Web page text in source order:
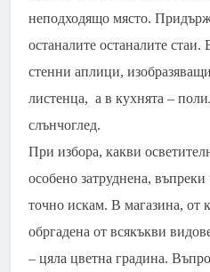
неподходящо място.
останалите останалите
стенни аплици,
листенца, а в кухнята –
слънчоглед.
При избора, какви
особено затруднена,
точно искам. В магазина, от
обргадена от всякъкви
– цяла цветна градина.